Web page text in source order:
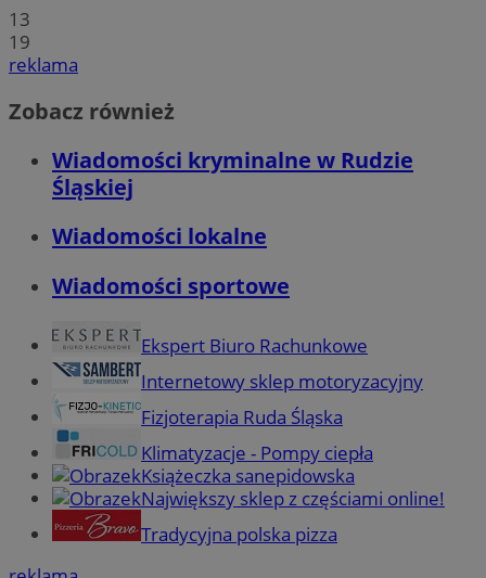
13
19
reklama
Zobacz również
Wiadomości kryminalne w Rudzie
Śląskiej
Wiadomości lokalne
Wiadomości sportowe
Ekspert Biuro Rachunkowe
Internetowy sklep motoryzacyjny
Fizjoterapia Ruda Śląska
Klimatyzacje - Pompy ciepła
Książeczka sanepidowska
Największy sklep z częściami online!
Tradycyjna polska pizza